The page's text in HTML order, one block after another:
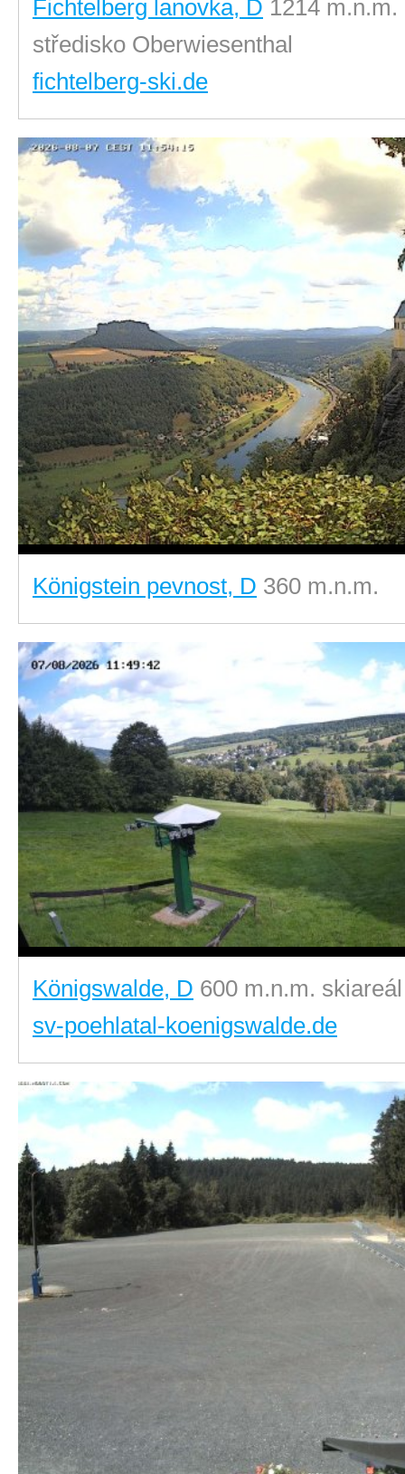
Fichtelberg lanovka, D 1214
středisko Oberwiesenthal
fichtelberg-ski.de
Königstein pevnost, D 360 m.n.m.
Königswalde, D 600 m.n.m. skiareál
sv-poehlatal-koenigswalde.de